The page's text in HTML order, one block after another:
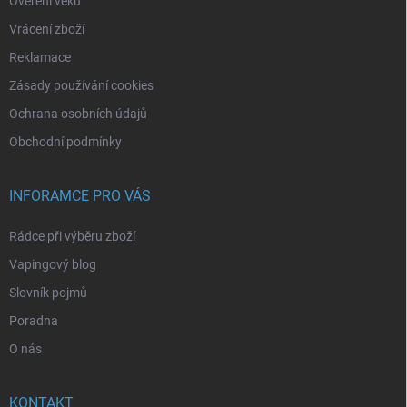
Vrácení zboží
Reklamace
Zásady používání cookies
Ochrana osobních údajů
Obchodní podmínky
INFORAMCE PRO VÁS
Rádce při výběru zboží
Vapingový blog
Slovník pojmů
Poradna
O nás
KONTAKT